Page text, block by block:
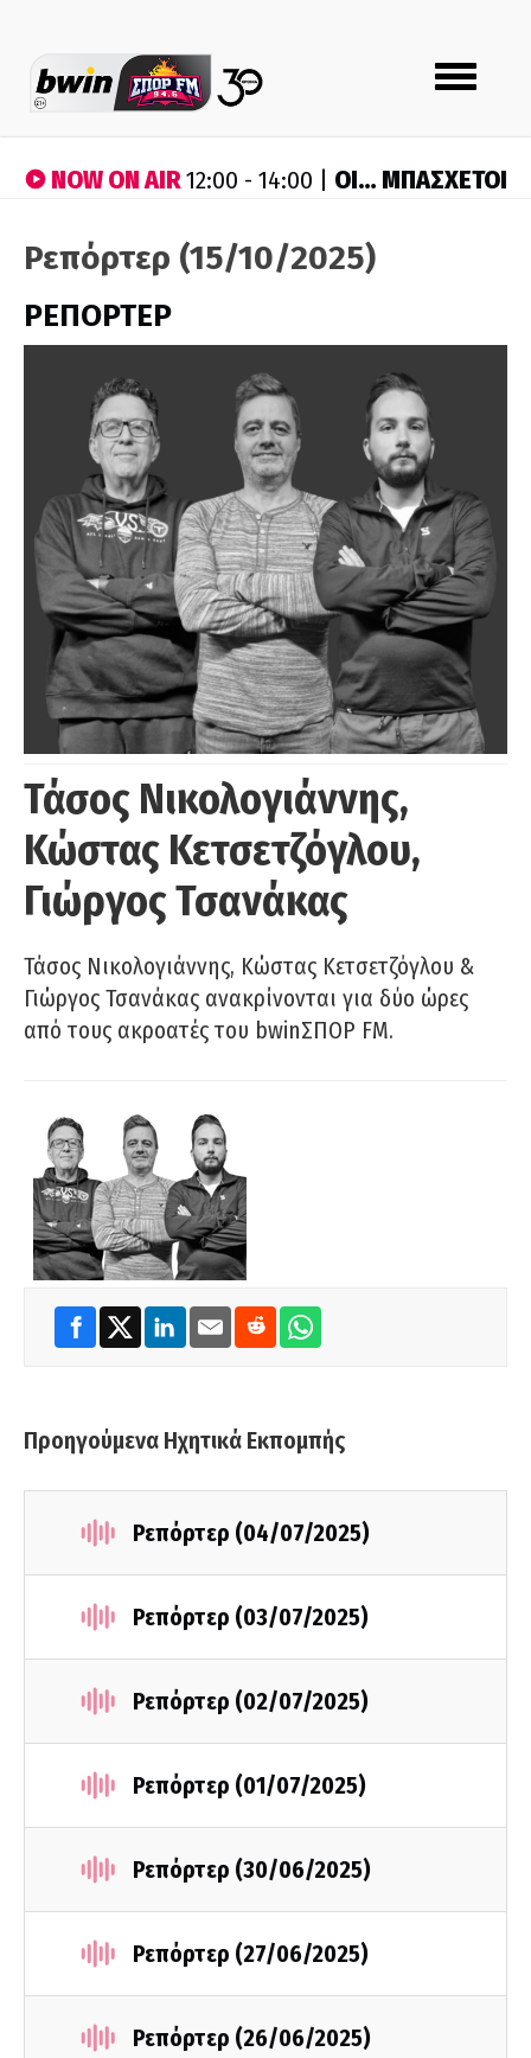
Toggle
navigation
NOW ON AIR12:00 - 14:00 | ΟΙ… ΜΠΑΣΧΕΤΟΙ
Ρεπόρτερ (15/10/2025)
ΡΕΠΟΡΤΕΡ
Τάσος Νικολογιάννης,
Κώστας Κετσετζόγλου,
Γιώργος Τσανάκας
Τάσος Νικολογιάννης, Κώστας Κετσετζόγλου &
Γιώργος Τσανάκας ανακρίνονται για δύο ώρες
από τους ακροατές του bwinΣΠΟΡ FM.
Προηγούμενα Ηχητικά Εκπομπής
Ρεπόρτερ (04/07/2025)
Ρεπόρτερ (03/07/2025)
Ρεπόρτερ (02/07/2025)
Ρεπόρτερ (01/07/2025)
Ρεπόρτερ (30/06/2025)
Ρεπόρτερ (27/06/2025)
Ρεπόρτερ (26/06/2025)